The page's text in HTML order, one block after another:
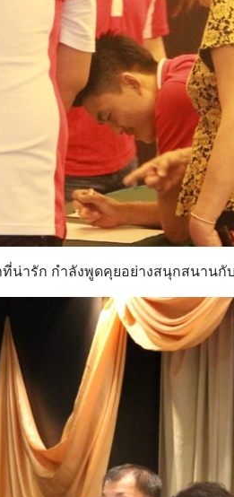
น่ารัก กำลังพูดคุยอย่างสนุกสนานกั